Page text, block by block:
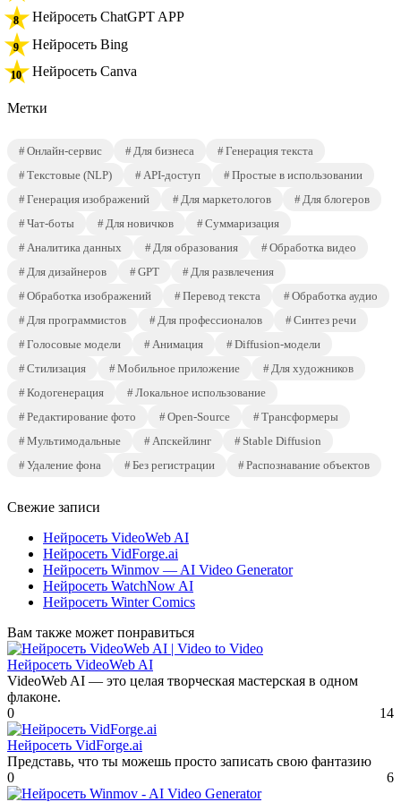
Нейросеть ChatGPT APP
Нейросеть Bing
Нейросеть Canva
Метки
Онлайн-сервис Для бизнеса
Генерация текста
Текстовые (NLP)
API-доступ
Простые в использовании
Генерация изображений
Для маркетологов
Для блогеров
Чат-боты
Для новичков
Суммаризация
Аналитика данных
Для образования
Обработка видео
Для дизайнеров
GPT
Для развлечения
Обработка изображений
Перевод текста
Обработка аудио
Для программистов
Для профессионалов
Синтез речи
Голосовые модели
Анимация
Diffusion-модели
Стилизация
Мобильное приложение
Для художников
Кодогенерация
Локальное использование
Редактирование фото
Open-Source
Трансформеры
Мультимодальные
Апскейлинг
Stable Diffusion
Удаление фона
Без регистрации Распознавание объектов
Свежие записи
Нейросеть VideoWeb AI
Нейросеть VidForge.ai
Нейросеть Winmov — AI Video Generator
Нейросеть WatchNow AI
Нейросеть Winter Comics
Вам также может понравиться
Нейросеть VideoWeb AI
VideoWeb AI — это целая творческая мастерская в одном
флаконе.
0
14
Нейросеть VidForge.ai
Представь, что ты можешь просто записать свою фантазию
0
6